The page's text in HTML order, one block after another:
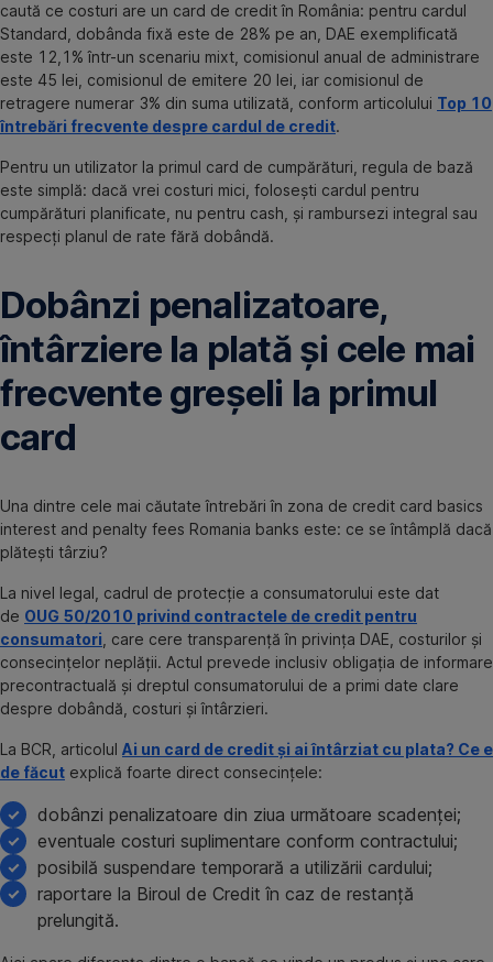
caută ce costuri are un card de credit în România: pentru cardul
Standard, dobânda fixă este de 28% pe an, DAE exemplificată
este 12,1% într-un scenariu mixt, comisionul anual de administrare
este 45 lei, comisionul de emitere 20 lei, iar comisionul de
retragere numerar 3% din suma utilizată, conform articolului Top 10
întrebări frecvente despre cardul de credit.
Pentru un utilizator la primul card de cumpărături, regula de bază
este simplă: dacă vrei costuri mici, folosești cardul pentru
cumpărături planificate, nu pentru cash, și rambursezi integral sau
respecți planul de rate fără dobândă.
Dobânzi penalizatoare,
întârziere la plată și cele mai
frecvente greșeli la primul
card
Una dintre cele mai căutate întrebări în zona de credit card basics
interest and penalty fees Romania banks este: ce se întâmplă dacă
plătești târziu?
La nivel legal, cadrul de protecție a consumatorului este dat
de OUG 50/2010 privind contractele de credit pentru
consumatori , care cere transparență în privința DAE, costurilor și
consecințelor neplății. Actul prevede inclusiv obligația de informare
precontractuală și dreptul consumatorului de a primi date clare
despre dobândă, costuri și întârzieri.
La BCR, articolul Ai un card de credit și ai întârziat cu plata? Ce e
de făcut explică foarte direct consecințele:
dobânzi penalizatoare din ziua următoare scadenței;
eventuale costuri suplimentare conform contractului;
posibilă suspendare temporară a utilizării cardului;
raportare la Biroul de Credit în caz de restanță
prelungită.